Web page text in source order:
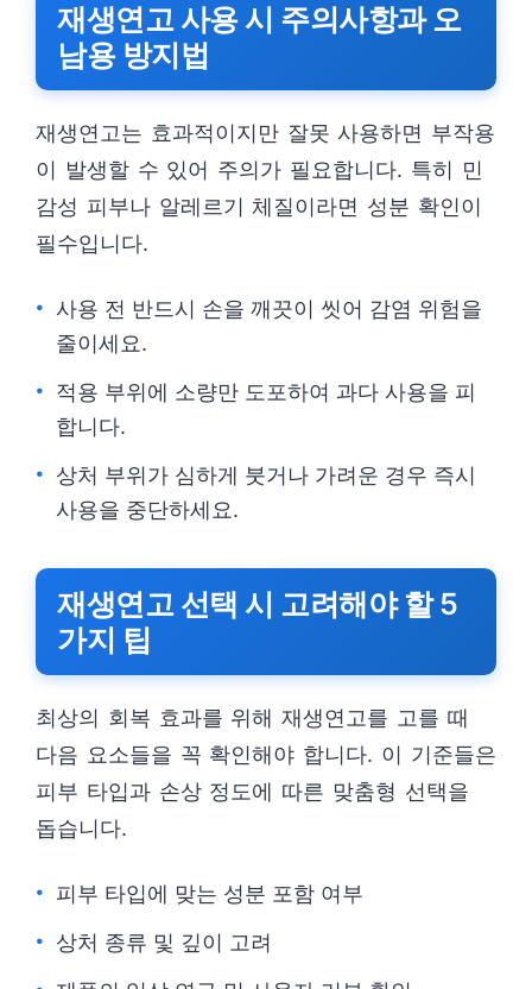
재생연고 사용 시 주의사항과 오
남용 방지법
재생연고는 효과적이지만 잘못 사용하면 부작용
이 발생할 수 있어 주의가 필요합니다. 특히 민
감성 피부나 알레르기 체질이라면 성분 확인이
필수입니다.
사용 전 반드시 손을 깨끗이 씻어 감염 위험을
줄이세요.
적용 부위에 소량만 도포하여 과다 사용을 피
합니다.
상처 부위가 심하게 붓거나 가려운 경우 즉시
사용을 중단하세요.
재생연고 선택 시 고려해야 할 5
가지 팁
최상의 회복 효과를 위해 재생연고를 고를 때
다음 요소들을 꼭 확인해야 합니다. 이 기준들은
피부 타입과 손상 정도에 따른 맞춤형 선택을
돕습니다.
피부 타입에 맞는 성분 포함 여부
상처 종류 및 깊이 고려